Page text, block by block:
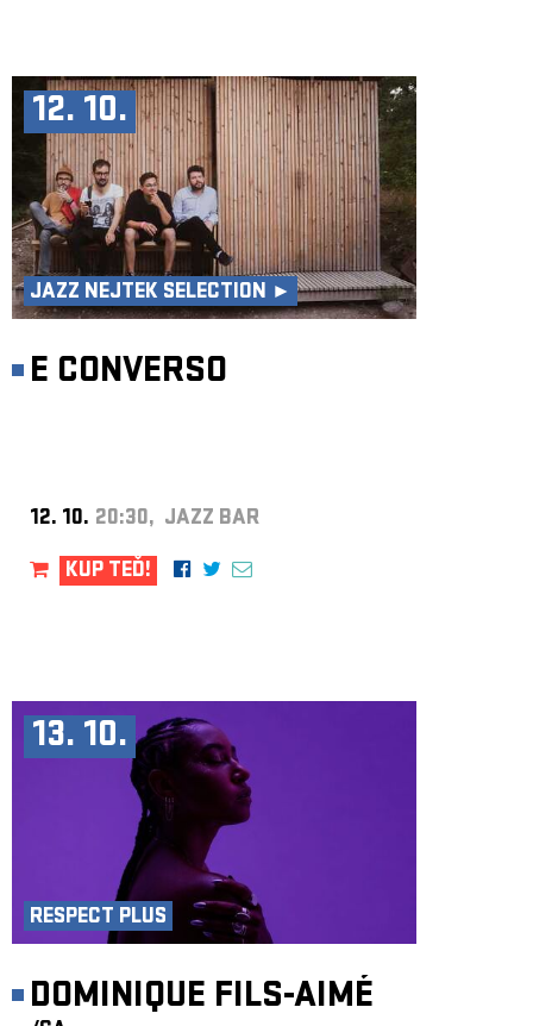
12. 10.
JAZZ NEJTEK SELECTION ►
E CONVERSO
12. 10. 20:30, JAZZ BAR
KUP TEĎ!
13. 10.
RESPECT PLUS
DOMINIQUE FILS-AIMÉ